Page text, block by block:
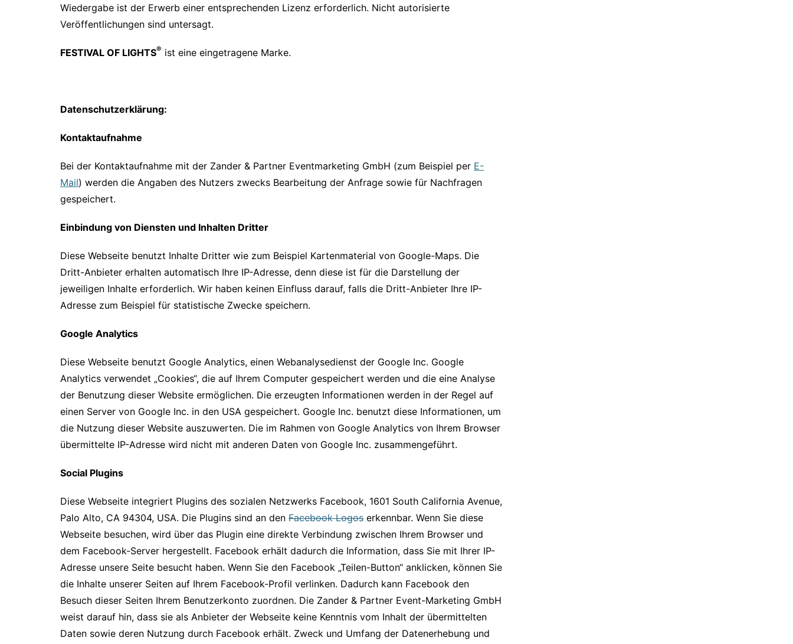
Wiedergabe ist der Erwerb einer entsprechenden Lizenz erforderlich. Nicht autorisierte
Veröffentlichungen sind untersagt.
FESTIVAL OF LIGHTS® ist eine eingetragene Marke.
Datenschutzerklärung:
Kontaktaufnahme
Bei der Kontaktaufnahme mit der Zander & Partner Eventmarketing GmbH (zum Beispiel per E-
Mail) werden die Angaben des Nutzers zwecks Bearbeitung der Anfrage sowie für Nachfragen
gespeichert.
Einbindung von Diensten und Inhalten Dritter
Diese Webseite benutzt Inhalte Dritter wie zum Beispiel Kartenmaterial von Google-Maps. Die
Dritt-Anbieter erhalten automatisch Ihre IP-Adresse, denn diese ist für die Darstellung der
jeweiligen Inhalte erforderlich. Wir haben keinen Einfluss darauf, falls die Dritt-Anbieter Ihre IP-
Adresse zum Beispiel für statistische Zwecke speichern.
Google Analytics
Diese Webseite benutzt Google Analytics, einen Webanalysedienst der Google Inc. Google
Analytics verwendet „Cookies“, die auf Ihrem Computer gespeichert werden und die eine Analyse
der Benutzung dieser Website ermöglichen. Die erzeugten Informationen werden in der Regel auf
einen Server von Google Inc. in den USA gespeichert. Google Inc. benutzt diese Informationen, um
die Nutzung dieser Website auszuwerten. Die im Rahmen von Google Analytics von Ihrem Browser
übermittelte IP-Adresse wird nicht mit anderen Daten von Google Inc. zusammengeführt.
Social Plugins
Diese Webseite integriert Plugins des sozialen Netzwerks Facebook, 1601 South California Avenue,
Palo Alto, CA 94304, USA. Die Plugins sind an den Facebook Logos erkennbar. Wenn Sie diese
Webseite besuchen, wird über das Plugin eine direkte Verbindung zwischen Ihrem Browser und
dem Facebook-Server hergestellt. Facebook erhält dadurch die Information, dass Sie mit Ihrer IP-
Adresse unsere Seite besucht haben. Wenn Sie den Facebook „Teilen-Button“ anklicken, können Sie
die Inhalte unserer Seiten auf Ihrem Facebook-Profil verlinken. Dadurch kann Facebook den
Besuch dieser Seiten Ihrem Benutzerkonto zuordnen. Die Zander & Partner Event-Marketing GmbH
weist darauf hin, dass sie als Anbieter der Webseite keine Kenntnis vom Inhalt der übermittelten
Daten sowie deren Nutzung durch Facebook erhält. Zweck und Umfang der Datenerhebung und